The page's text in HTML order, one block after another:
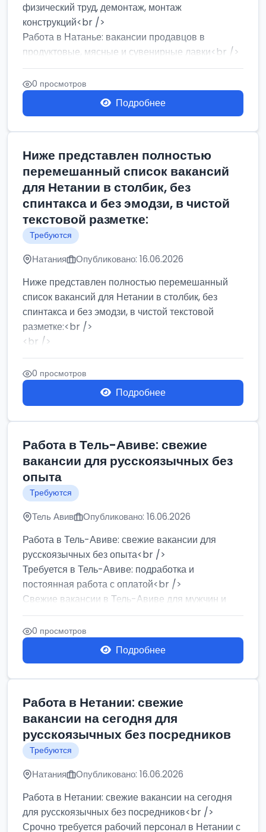
физический труд, демонтаж, монтаж
конструкций<br />
Работа в Натанье: вакансии продавцов в
продуктовые, мясные и сувенирные лавки<br />
Разнорабочий на сборку м...
0 просмотров
Подробнее
Ниже представлен полностью
перемешанный список вакансий
для Нетании в столбик, без
спинтакса и без эмодзи, в чистой
текстовой разметке:
Требуются
Натания Опубликовано: 16.06.2026
Ниже представлен полностью перемешанный
список вакансий для Нетании в столбик, без
спинтакса и без эмодзи, в чистой текстовой
разметке:<br />
<br />
Работа в Нетании на мебельном производстве:
требу...
0 просмотров
Подробнее
Работа в Тель-Авиве: свежие
вакансии для русскоязычных без
опыта
Требуются
Тель Авив Опубликовано: 16.06.2026
Работа в Тель-Авиве: свежие вакансии для
русскоязычных без опыта<br />
Требуется в Тель-Авиве: подработка и
постоянная работа с оплатой<br />
Свежие вакансии в Тель-Авиве для мужчин и
женщин от хозя...
0 просмотров
Подробнее
Работа в Нетании: свежие
вакансии на сегодня для
русскоязычных без посредников
Требуются
Натания Опубликовано: 16.06.2026
Работа в Нетании: свежие вакансии на сегодня
для русскоязычных без посредников<br />
Срочно требуется рабочий персонал в Нетании с